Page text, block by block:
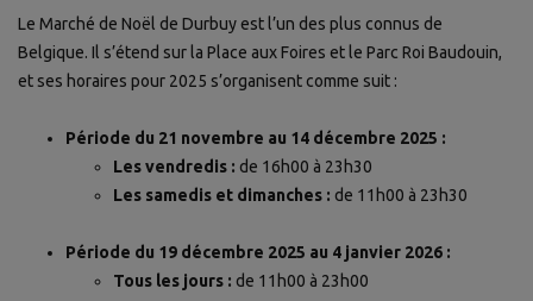
Le Marché de Noël de Durbuy est l’un des plus connus de
Belgique. Il s’étend sur la Place aux Foires et le Parc Roi Baudouin,
et ses horaires pour 2025 s’organisent comme suit :
Période du 21 novembre au 14 décembre 2025 :
Les vendredis : de 16h00 à 23h30
Les samedis et dimanches : de 11h00 à 23h30
Période du 19 décembre 2025 au 4 janvier 2026 :
Tous les jours : de 11h00 à 23h00